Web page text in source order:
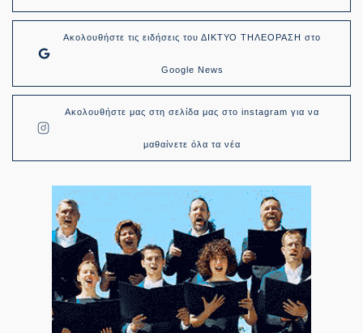
Ακολουθήστε τις ειδήσεις του ΔΙΚΤΥΟ ΤΗΛΕΟΡΑΣΗ στο
Google News
Ακολουθήστε μας στη σελίδα μας στο instagram για να
μαθαίνετε όλα τα νέα